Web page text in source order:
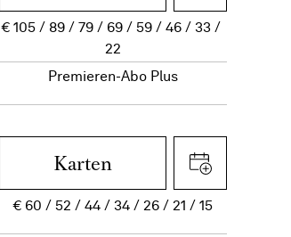
€105 89 79 69 59 46
33
22
Premieren-Abo Plus
Karten
€ 60 52 44 34 26 21 15